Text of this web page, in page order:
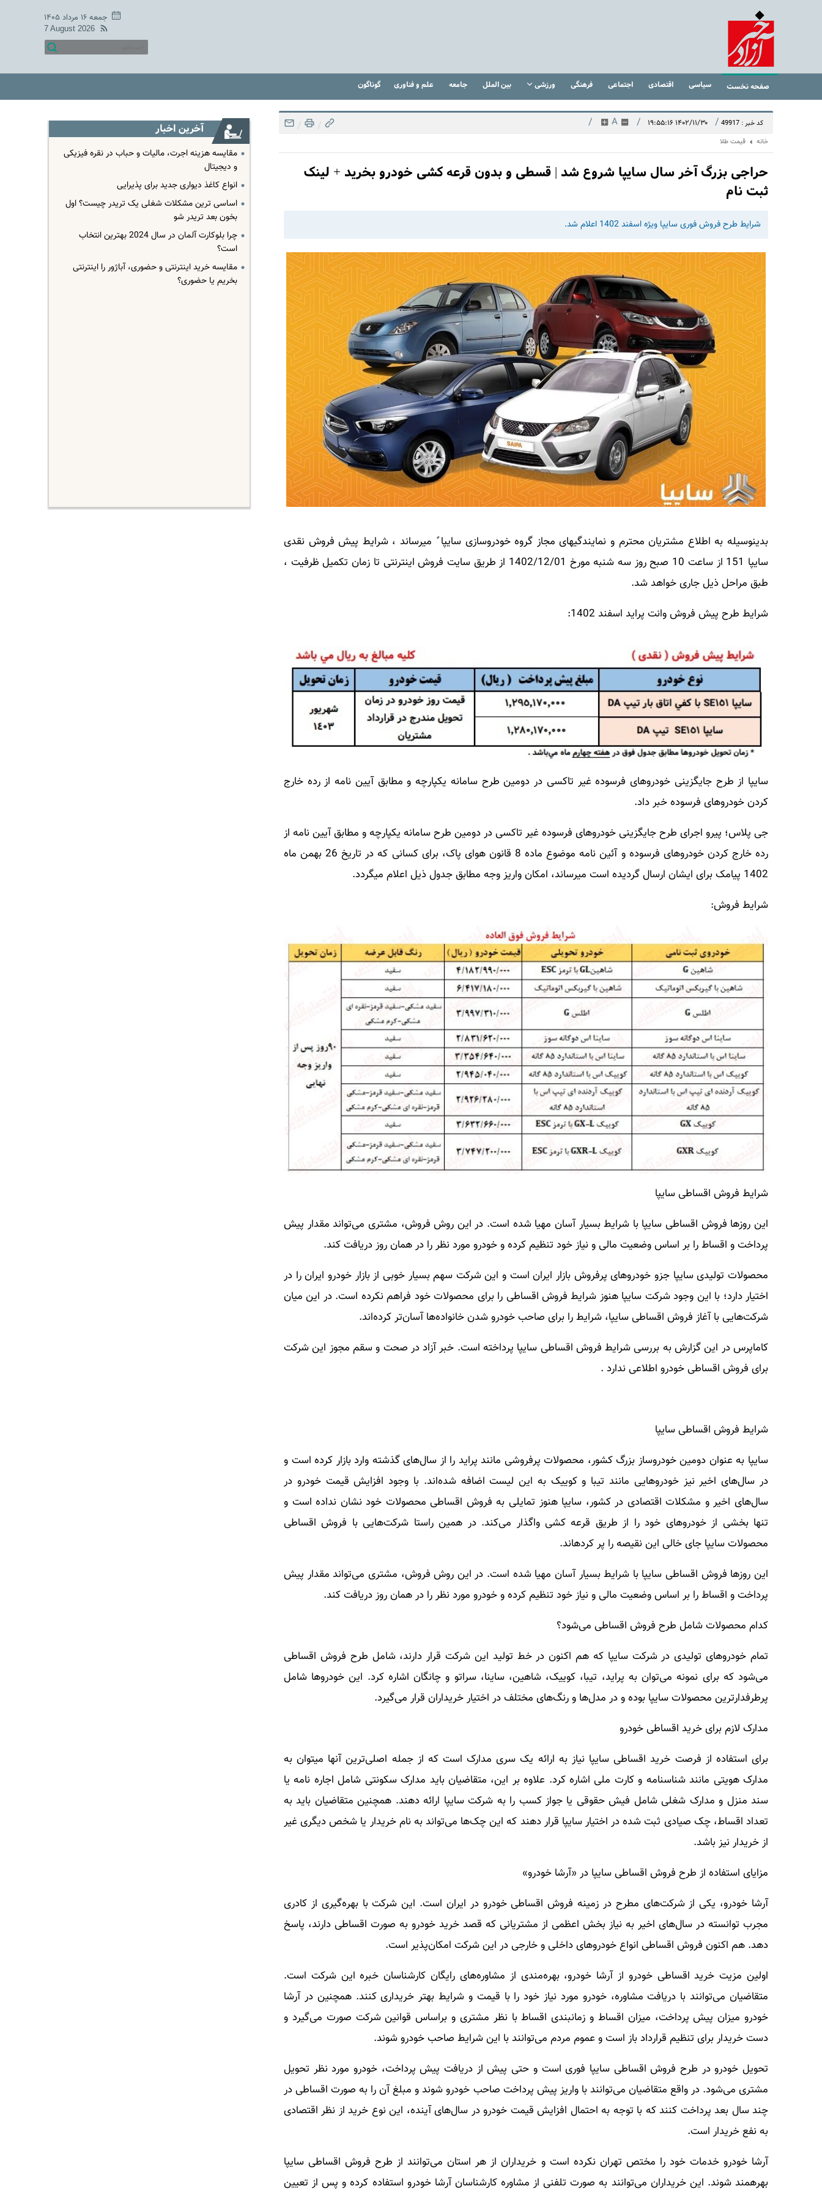
جمعه ۱۶ مرداد ۱۴۰۵
7 August 2026
صفحه نخست سیاسی اقتصادی اجتماعی فرهنگی ورزشی بین الملل جامعه علم و فناوری گوناگون
کد خبر : 49917 / ۱۴۰۲/۱۱/۳۰ ۱۹:۵۵:۱۶ /
A
/
/
/
خانه قیمت طلا
حراجی بزرگ آخر سال سایپا شروع شد | قسطی و بدون قرعه کشی خودرو بخرید + لینک
ثبت نام
شرایط طرح فروش فوری سایپا ویژه اسفند 1402 اعلام شد.
بدینوسیله به اطلاع مشتریان محترم و نمایندگیهای مجاز گروه خودروسازی سایپا ً میرساند ، شرایط پیش فروش نقدی
سایپا 151 از ساعت 10 صبح روز سه شنبه مورخ 1402/12/01 از طریق سایت فروش اینترنتی تا زمان تکمیل ظرفیت ،
طبق مراحل ذیل جاری خواهد شد.
شرایط طرح پیش فروش وانت پراید اسفند 1402:
سایپا از طرح جایگزینی خودروهای فرسوده غیر تاکسی در دومین طرح سامانه یکپارچه و مطابق آیین نامه از رده خارج
کردن خودروهای فرسوده خبر داد.
جی پلاس؛ پیرو اجرای طرح جایگزینی خودروهای فرسوده غیر تاکسی در دومین طرح سامانه یکپارچه و مطابق آیین نامه از
رده خارج کردن خودروهای فرسوده و آئین نامه موضوع ماده 8 قانون هوای پاک، برای کسانی که در تاریخ 26 بهمن ماه
1402 پیامک برای ایشان ارسال گردیده است میرساند، امکان واریز وجه مطابق جدول ذیل اعلام میگردد.
شرایط فروش:
شرایط فروش اقساطی سایپا
این روزها فروش اقساطی سایپا با شرایط بسیار آسان مهیا شده است. در این روش فروش، مشتری می‌تواند مقدار پیش
پرداخت و اقساط را بر اساس وضعیت مالی و نیاز خود تنظیم کرده و خودرو مورد نظر را در همان روز دریافت کند.
محصولات تولیدی سایپا جزو خودروهای پرفروش بازار ایران است و این شرکت سهم بسیار خوبی از بازار خودرو ایران را در
اختیار دارد؛ با این وجود شرکت سایپا هنوز شرایط فروش اقساطی را برای محصولات خود فراهم نکرده است. در این میان
شرکت‌هایی با آغاز فروش اقساطی سایپا، شرایط را برای صاحب خودرو شدن خانواده‌ها آسان‌تر کرده‌اند.
کاماپرس در این گزارش به بررسی شرایط فروش اقساطی سایپا پرداخته است. خبر آزاد در صحت و سقم مجوز این شرکت
برای فروش اقساطی خودرو اطلاعی ندارد .
شرایط فروش اقساطی سایپا
سایپا به عنوان دومین خودروساز بزرگ کشور، محصولات پرفروشی مانند پراید را از سال‌های گذشته وارد بازار کرده است و
در سال‌های اخیر نیز خودروهایی مانند تیبا و کوییک به این لیست اضافه ‌شده‌اند. با وجود افزایش قیمت خودرو در
سال‌های اخیر و مشکلات اقتصادی در کشور، سایپا هنوز تمایلی به فروش اقساطی محصولات خود نشان نداده است و
تنها بخشی از خودروهای خود را از طریق قرعه کشی واگذار می‌کند. در همین راستا شرکت‌هایی با فروش اقساطی
محصولات سایپا جای خالی این نقیصه را پر کرده­اند.
این روزها فروش اقساطی سایپا با شرایط بسیار آسان مهیا شده است. در این روش فروش، مشتری می‌تواند مقدار پیش
پرداخت و اقساط را بر اساس وضعیت مالی و نیاز خود تنظیم کرده و خودرو مورد نظر را در همان روز دریافت کند.
کدام محصولات شامل طرح فروش اقساطی می‌شود؟
تمام خودروهای تولیدی در شرکت سایپا که هم اکنون در خط تولید این شرکت قرار دارند، شامل طرح فروش اقساطی
می‌شود که برای نمونه می‌توان به پراید، تیبا، کوییک، شاهین، ساینا، سراتو و چانگان اشاره کرد. این خودروها شامل
پرطرفدارترین محصولات سایپا بوده و در مدل‌ها و رنگ‌های مختلف در اختیار خریداران قرار می‌گیرد.
مدارک لازم برای خرید اقساطی خودرو
برای استفاده از فرصت خرید اقساطی سایپا نیاز به ارائه یک سری مدارک است که از جمله اصلی‌ترین آنها می­توان به
مدارک هویتی مانند شناسنامه و کارت ملی اشاره کرد. علاوه بر این، متقاضیان باید مدارک سکونتی شامل اجاره نامه یا
سند منزل و مدارک شغلی شامل فیش حقوقی یا جواز کسب را به شرکت سایپا ارائه دهند. همچنین متقاضیان باید به
تعداد اقساط، چک صیادی ثبت شده در اختیار سایپا قرار دهند که این چک‌ها می‌تواند به نام خریدار یا شخص دیگری غیر
از خریدار نیز باشد.
مزایای استفاده از طرح فروش اقساطی سایپا در «آرشا خودرو»
آرشا خودرو، یکی از شرکت‌های مطرح در زمینه فروش اقساطی خودرو در ایران است. این شرکت با بهره‌گیری از کادری
مجرب توانسته در سال‌های اخیر به نیاز بخش اعظمی از مشتریانی که قصد خرید خودرو به صورت اقساطی دارند، پاسخ
دهد. هم اکنون فروش اقساطی انواع خودروهای داخلی و خارجی در این شرکت امکان‌پذیر است.
اولین مزیت خرید اقساطی خودرو از آرشا خودرو، بهره‌مندی از مشاوره‌های رایگان کارشناسان خبره این شرکت است.
متقاضیان می‌توانند با دریافت مشاوره، خودرو مورد نیاز خود را با قیمت و شرایط بهتر خریداری کنند. همچنین در آرشا
خودرو میزان پیش پرداخت، میزان اقساط و زمانبندی اقساط با نظر مشتری و براساس قوانین شرکت صورت می‌گیرد و
دست خریدار برای تنظیم قرارداد باز است و عموم مردم می‌توانند با این شرایط صاحب خودرو شوند.
تحویل خودرو در طرح فروش اقساطی سایپا فوری است و حتی پیش از دریافت پیش پرداخت، خودرو مورد نظر تحویل
مشتری می‌شود. در واقع متقاضیان می‌توانند با واریز پیش پرداخت صاحب خودرو شوند و مبلغ آن را به صورت اقساطی در
چند سال بعد پرداخت کنند که با توجه به احتمال افزایش قیمت خودرو در سال‌های آینده، این نوع خرید از نظر اقتصادی
به نفع خریدار است.
آرشا خودرو خدمات خود را مختص تهران نکرده است و خریداران از هر استان می‌توانند از طرح فروش اقساطی سایپا
بهره­مند شوند. این خریداران می‌توانند به صورت تلفنی از مشاوره کارشناسان آرشا خودرو استفاده کرده و پس از تعیین
آخرین اخبار
مقایسه هزینه اجرت، مالیات و حباب در نقره فیزیکی
و دیجیتال
انواع کاغذ دیواری جدید برای پذیرایی
اساسی ترین مشکلات شغلی یک تریدر چیست؟ اول
بخون بعد تریدر شو
چرا بلوکارت آلمان در سال 2024 بهترین انتخاب
است؟
مقایسه خرید اینترنتی و حضوری، آباژور را اینترنتی
بخریم یا حضوری؟